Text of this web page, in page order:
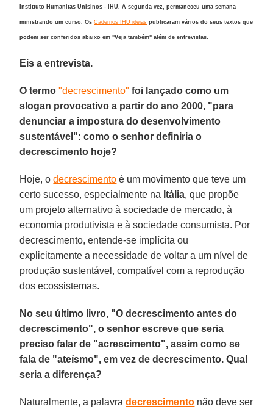
Instittuto Humanitas Unisinos - IHU. A segunda vez, permaneceu uma semana
ministrando um curso. OsCadernos IHU ideias publicaram vários do seus textos que
podem ser conferidos abaixo em "Veja também" além de entrevistas.
Eis a entrevista.
O termo"decrescimento" foi lançado como um
slogan provocativo a partir do ano 2000, "para
denunciar a impostura do desenvolvimento
sustentável": como o senhor definiria o
decrescimento hoje?
Hoje, odecrescimento é um movimento que teve um
certo sucesso, especialmente na Itália, que propõe
um projeto alternativo à sociedade de mercado, à
economia produtivista e à sociedade consumista. Por
decrescimento, entende-se implícita ou
explicitamente a necessidade de voltar a um nível de
produção sustentável, compatível com a reprodução
dos ecossistemas.
No seu último livro, "O decrescimento antes do
decrescimento", o senhor escreve que seria
preciso falar de "acrescimento", assim como se
fala de "ateísmo", em vez de decrescimento. Qual
seria a diferença?
Naturalmente, a palavradecrescimento não deve ser